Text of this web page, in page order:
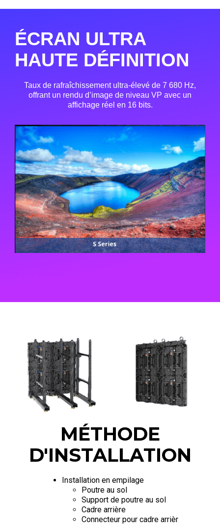
ÉCRAN ULTRA
HAUTE DÉFINITION
Taux de rafraîchissement ultra-élevé de 7 680 Hz,
offrant un rendu d’image de niveau VP avec un
affichage réel en 16 bits.
MÉTHODE
D'INSTALLATION
Installation en empilage
Poutre au sol
Support de poutre au sol
Cadre arrière
Connecteur pour cadre arrièr